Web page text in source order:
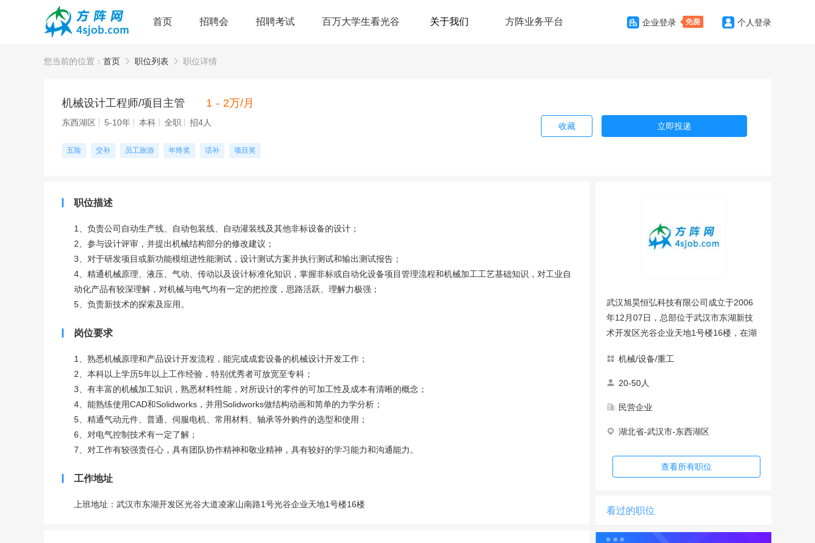
首页 招聘会 招聘考试 百万大学生看光谷 关于我们 方阵业务平台 企业登录 个人登录
您当前的位置： 首页 职位列表 职位详情
机械设计工程师/项目主管 1 - 2万/月
东西湖区 5-10年 本科 全职 招4人
五险 交补 员工旅游 年终奖 话补 项目奖
收藏 立即投递
职位描述
1、负责公司自动生产线、自动包装线、自动灌装线及其他非标设备的设计；
2、参与设计评审，并提出机械结构部分的修改建议；
3、对于研发项目或新功能模组进性能测试，设计测试方案并执行测试和输出测试报告；
4、精通机械原理、液压、气动、传动以及设计标准化知识，掌握非标或自动化设备项目管理流程和机械加工工艺基础知识，对工业自
动化产品有较深理解，对机械与电气均有一定的把控度，思路活跃、理解力极强；
5、负责新技术的探索及应用。
岗位要求
1、熟悉机械原理和产品设计开发流程，能完成成套设备的机械设计开发工作；
2、本科以上学历5年以上工作经验，特别优秀者可放宽至专科；
3、有丰富的机械加工知识，熟悉材料性能，对所设计的零件的可加工性及成本有清晰的概念；
4、能熟练使用CAD和Solidworks，并用Solidworks做结构动画和简单的力学分析；
5、精通气动元件、普通、伺服电机、常用材料、轴承等外购件的选型和使用；
6、对电气控制技术有一定了解；
7、对工作有较强责任心，具有团队协作精神和敬业精神，具有较好的学习能力和沟通能力。
工作地址
上班地址：武汉市东湖开发区光谷大道凌家山南路1号光谷企业天地1号楼16楼
武汉旭昊恒弘科技有限公司成立于2006
年12月07日，总部位于武汉市东湖新技
术开发区光谷企业天地1号楼16楼，在湖
分公司。 公司注册资金800万元人民币，
主要从事航空领域的模拟设备、训练设
备的设计、研发、生产和服务。 在国内
非标设备的研制。
机械/设备/重工
20-50人
民营企业
湖北省-武汉市-东西湖区
查看所有职位
看过的职位